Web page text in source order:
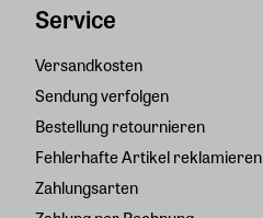
Service
Versandkosten
Sendung verfolgen
Bestellung retournieren
Fehlerhafte Artikel reklamieren
Zahlungsarten